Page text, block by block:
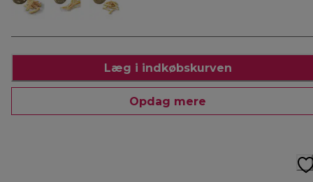
Læg i indkøbskurven
Opdag mere